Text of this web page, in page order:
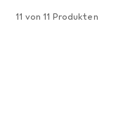
11 von 11 Produkten